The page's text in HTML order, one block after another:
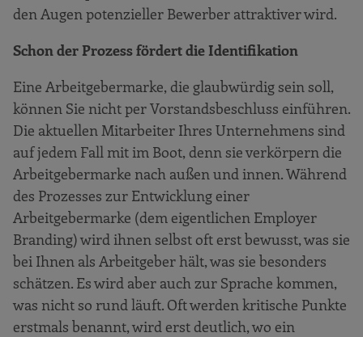
Personalmarketing: Passende Bewerber
Aus Interessenten Kandidaten machen
Netzwerken
Schließlich: Controlling und Weiterentwicklung
Vermeiden Sie diese Stolpersteine
Literatur
Anhang
den Augen potenzieller Bewerber attraktiver wird.
Schon der Prozess fördert die Identifikation
Eine Arbeitgebermarke, die glaubwürdig sein soll,
können Sie nicht per Vorstandsbeschluss einführen.
Die aktuellen Mitarbeiter Ihres Unternehmens sind
auf jedem Fall mit im Boot, denn sie verkörpern die
Arbeitgebermarke nach außen und innen. Während
des Prozesses zur Entwicklung einer
Arbeitgebermarke (dem eigentlichen Employer
Branding) wird ihnen selbst oft erst bewusst, was sie
bei Ihnen als Arbeitgeber hält, was sie besonders
schätzen. Es wird aber auch zur Sprache kommen,
was nicht so rund läuft. Oft werden kritische Punkte
erstmals benannt, wird erst deutlich, wo ein